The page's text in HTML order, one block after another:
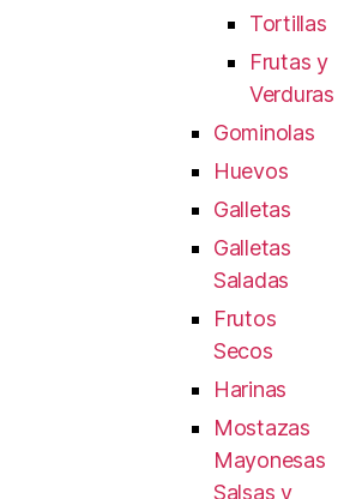
Tortillas
Frutas y
Verduras
Gominolas
Huevos
Galletas
Galletas
Saladas
Frutos
Secos
Harinas
Mostazas
Mayonesas
Salsas y